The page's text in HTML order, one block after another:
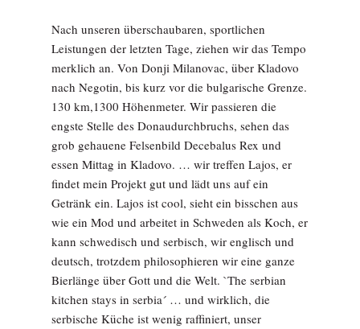
Nach unseren überschaubaren, sportlichen
Leistungen der letzten Tage, ziehen wir das Tempo
merklich an. Von Donji Milanovac, über Kladovo
nach Negotin, bis kurz vor die bulgarische Grenze.
130 km,1300 Höhenmeter. Wir passieren die
engste Stelle des Donaudurchbruchs, sehen das
grob gehauene Felsenbild Decebalus Rex und
essen Mittag in Kladovo. … wir treffen Lajos, er
findet mein Projekt gut und lädt uns auf ein
Getränk ein. Lajos ist cool, sieht ein bisschen aus
wie ein Mod und arbeitet in Schweden als Koch, er
kann schwedisch und serbisch, wir englisch und
deutsch, trotzdem philosophieren wir eine ganze
Bierlänge über Gott und die Welt. `The serbian
kitchen stays in serbia´ … und wirklich, die
serbische Küche ist wenig raffiniert, unser